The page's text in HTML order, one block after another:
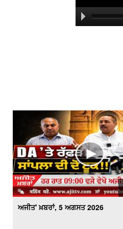
ਅਜੀਤ' ਖ਼ਬਰਾਂ, 5 ਅਗਸਤ 2026